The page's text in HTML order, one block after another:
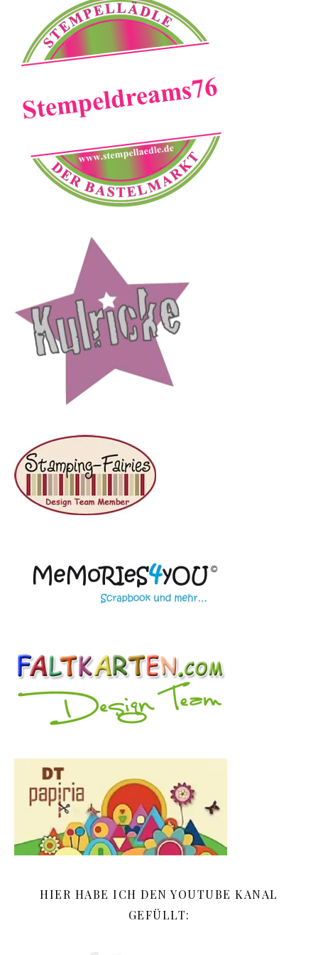
HIER HABE ICH DEN YOUTUBE KANAL
GEFÜLLT: